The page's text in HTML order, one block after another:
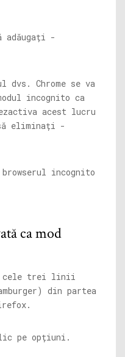
adăugați -
dvs. Chrome se va
incognito ca
acest lucru
eliminați -
ca mod
cele trei linii
din partea
pe opțiuni.